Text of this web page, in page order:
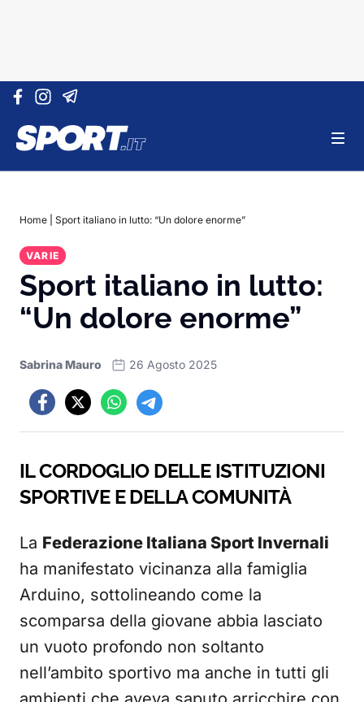
Vai al contenuto
Home Sport italiano in lutto: “Un dolore enorme”
VARIE
Sport italiano in lutto:
“Un dolore enorme”
Sabrina Mauro 26 Agosto 2025
IL CORDOGLIO DELLE ISTITUZIONI
SPORTIVE E DELLA COMUNITÀ
La Federazione Italiana Sport Invernali
ha manifestato vicinanza alla famiglia
Arduino, sottolineando come la
scomparsa della giovane abbia lasciato
un vuoto profondo non soltanto
nell’ambito sportivo ma anche in tutti gli